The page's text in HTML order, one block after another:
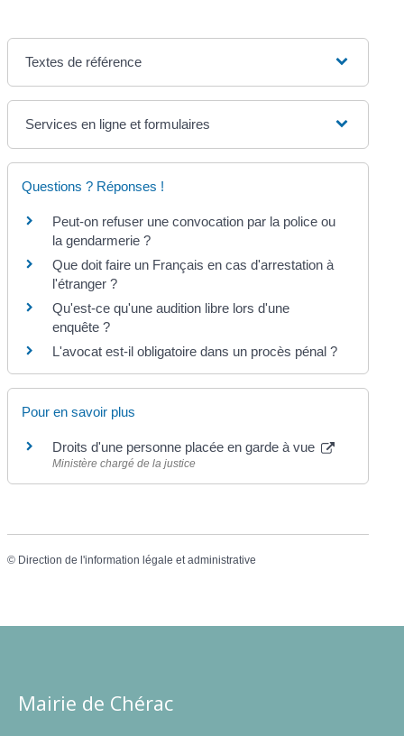
Textes de référence
Services en ligne et formulaires
Questions ? Réponses !
Peut-on refuser une convocation par la police ou
la gendarmerie ?
Que doit faire un Français en cas d'arrestation à
l'étranger ?
Qu'est-ce qu'une audition libre lors d'une
enquête ?
L'avocat est-il obligatoire dans un procès pénal ?
Pour en savoir plus
Droits d'une personne placée en garde à vue
Ministère chargé de la justice
© Direction de l'information légale et administrative
Mairie de Chérac